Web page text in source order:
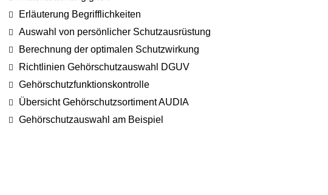
Erläuterung Begrifflichkeiten
Auswahl von persönlicher Schutzausrüstung
Berechnung der optimalen Schutzwirkung
Richtlinien Gehörschutzauswahl DGUV
Gehörschutzfunktionskontrolle
Übersicht Gehörschutzsortiment AUDIA
Gehörschutzauswahl am Beispiel